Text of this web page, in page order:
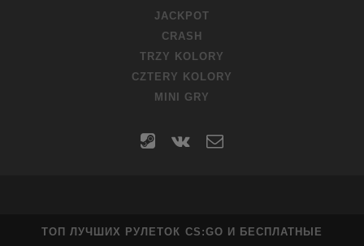
JACKPOT
CRASH
TRZY KOLORY
CZTERY KOLORY
MINI GRY
steamvk
contact
ТОП ЛУЧШИХ РУЛЕТОК CS:GO И БЕСПЛАТНЫЕ